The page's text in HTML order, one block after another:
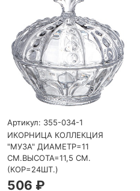
Артикул: 355-034-1
ИКОРНИЦА КОЛЛЕКЦИЯ
"МУЗА" ДИАМЕТР=11
СМ.ВЫСОТА=11,5 СМ.
(КОР=24ШТ.)
506 ₽